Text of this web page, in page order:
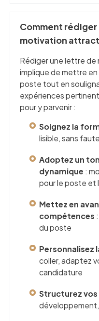
Comment
motivation
Rédiger une lettre
implique de mettre
poste tout en
expériences
pour y parvenir :
Soignez la
lisible, sans
Adoptez un
dynamique :
pour le poste et
Mettez en
compétences
du poste
Personnalisez
coller, adaptez
candidature
Structurez